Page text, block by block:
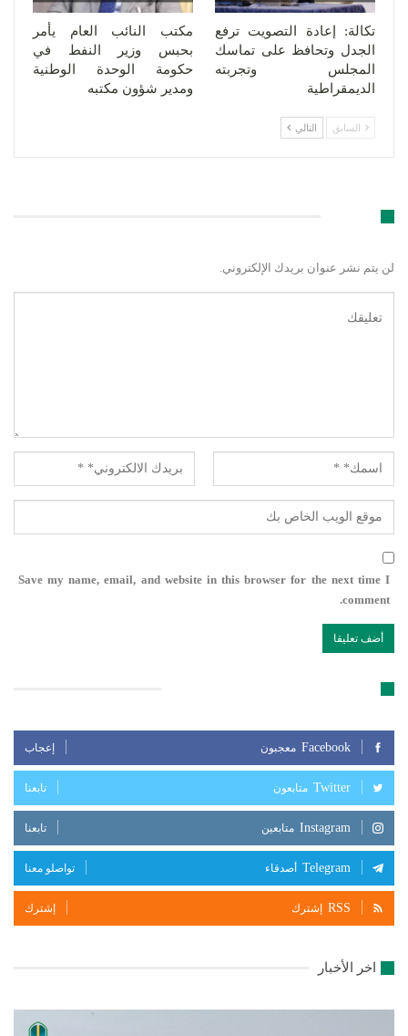
تكالة: إعادة التصويت ترفع
الجدل وتحافظ على تماسك
المجلس وتجربته
الديمقراطية
مكتب النائب العام يأمر
بحبس وزير النفط في
حكومة الوحدة الوطنية
ومدير شؤون مكتبه
السابق التالي
لن يتم نشر عنوان بريدك الإلكتروني.
Save my name, email, and website in this browser for the next time I
comment.
Facebook معجبون إعجاب
Twitter متابعون تابعنا
Instagram متابعين تابعنا
Telegram أصدقاء تواصلو معنا
RSS إشترك إشترك
اخر الأخبار